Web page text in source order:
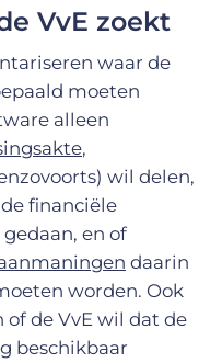
VvE zoekt
waar de
moeten
alleen
,
wil delen,
financiële
en of
daarin
worden. Ook
de VvE wil dat de
beschikbaar